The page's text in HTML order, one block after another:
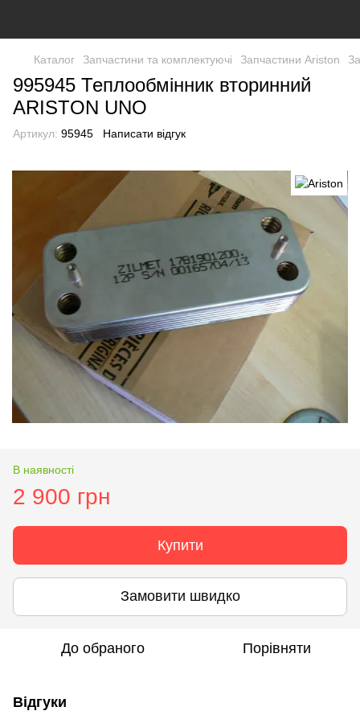
Каталог Запчастини та комплектуючі Запчастини Ariston
995945 Теплообмінник вторинний
ARISTON UNO
Артикул: 95945 Написати відгук
В наявності
2 900 грн
Купити
Замовити швидко
До обраного Порівняти
Відгуки